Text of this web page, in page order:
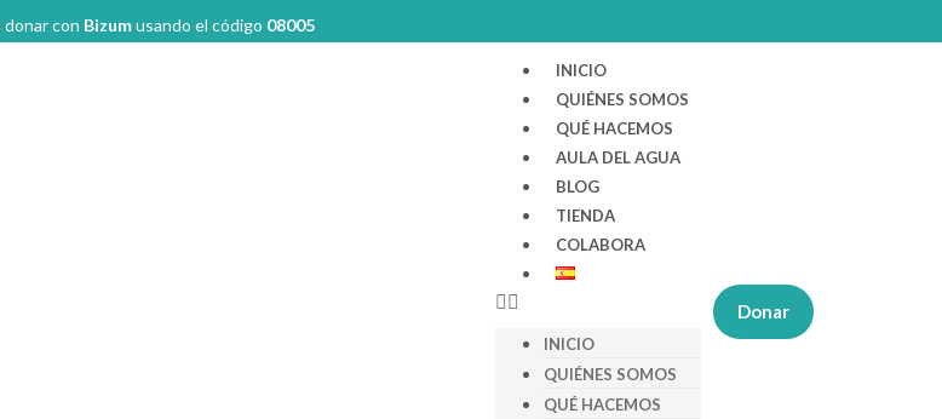
donar con Bizumusando el código 08005
INICIO
QUIÉNES SOMOS
QUÉ HACEMOS
AULA DEL AGUA
BLOG
TIENDA
COLABORA
INICIO
QUIÉNES SOMOS
QUÉ HACEMOS
Donar